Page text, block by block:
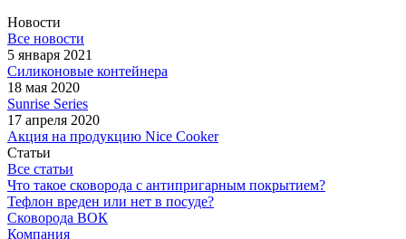
Новости
Все новости
5 января 2021
Силиконовые контейнера
18 мая 2020
Sunrise Series
17 апреля 2020
Акция на продукцию Nice Cooker
Статьи
Все статьи
Что такое сковорода с антипригарным покрытием?
Тефлон вреден или нет в посуде?
Сковорода ВОК
Компания